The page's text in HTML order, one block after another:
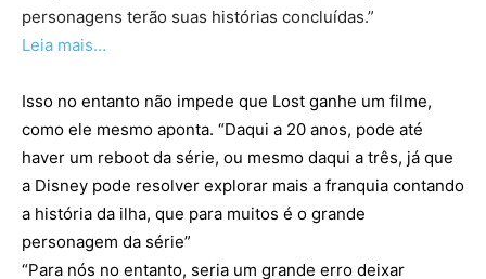
personagens terão suas histórias concluídas.”
Leia mais…
Isso no entanto não impede que Lost ganhe um filme,
como ele mesmo aponta. “Daqui a 20 anos, pode até
haver um reboot da série, ou mesmo daqui a três, já que
a Disney pode resolver explorar mais a franquia contando
a história da ilha, que para muitos é o grande
personagem da série”
“Para nós no entanto, seria um grande erro deixar